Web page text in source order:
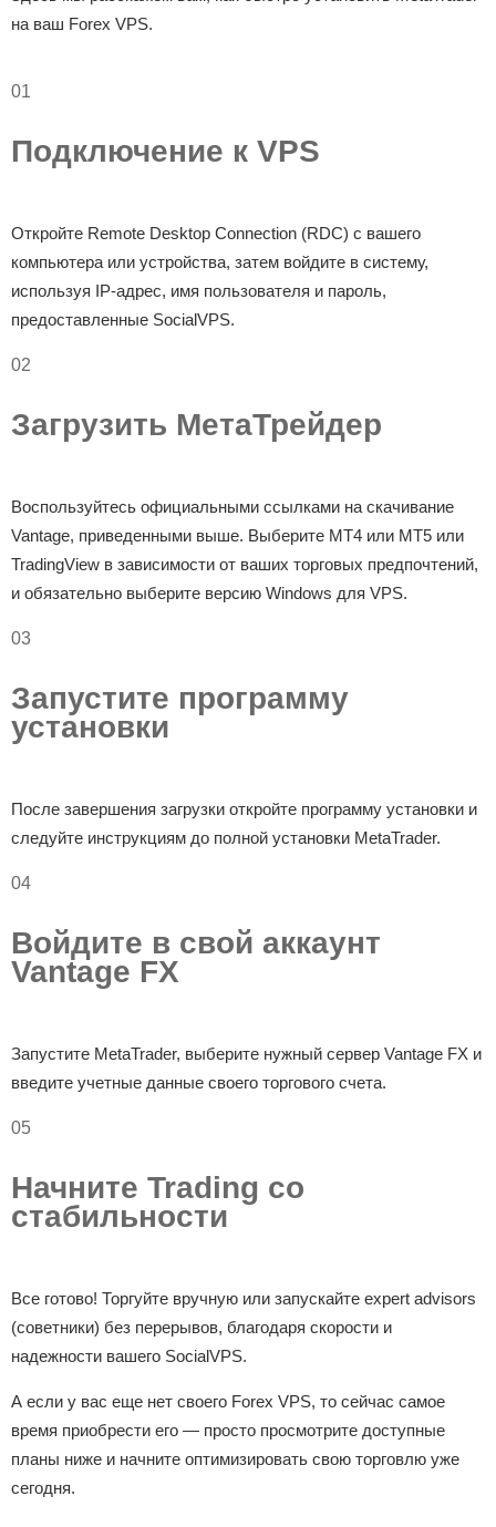
на ваш Forex VPS.
01
Подключение к VPS
Откройте Remote Desktop Connection (RDC) с вашего
компьютера или устройства, затем войдите в систему,
используя IP-адрес, имя пользователя и пароль,
предоставленные SocialVPS.
02
Загрузить МетаТрейдер
Воспользуйтесь официальными ссылками на скачивание
Vantage, приведенными выше. Выберите MT4 или MT5 или
TradingView в зависимости от ваших торговых предпочтений,
и обязательно выберите версию Windows для VPS.
03
Запустите программу
установки
После завершения загрузки откройте программу установки и
следуйте инструкциям до полной установки MetaTrader.
04
Войдите в свой аккаунт
Vantage FX
Запустите MetaTrader, выберите нужный сервер Vantage FX и
введите учетные данные своего торгового счета.
05
Начните Trading со
стабильности
Все готово! Торгуйте вручную или запускайте expert advisors
(советники) без перерывов, благодаря скорости и
надежности вашего SocialVPS.
А если у вас еще нет своего Forex VPS, то сейчас самое
время приобрести его — просто просмотрите доступные
планы ниже и начните оптимизировать свою торговлю уже
сегодня.